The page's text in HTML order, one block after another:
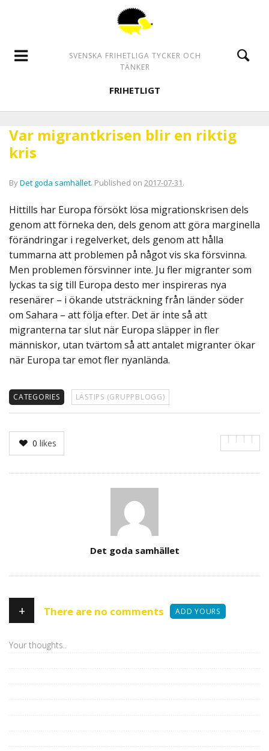
SVENSKA FRIHETLIGA TYCKER OCH
TÄNKER
FRIHETLIGT
Var migrantkrisen blir en riktig
kris
ByDet goda samhället. Published on 2017-07-31.
Hittills har Europa försökt lösa migrationskrisen dels
genom att förneka den, dels genom att göra marginella
förändringar i regelverket, dels genom att hålla
tummarna att problemen på något vis ska försvinna.
Men problemen försvinner inte. Ju fler migranter som
lyckas ta sig till Europa desto mer inspireras nya
resenärer – i ökande utsträckning från länder söder
om Sahara – att följa efter. Det är inte så att
migranterna tar slut när Europa släpper in fler
människor, utan tvärtom så att antalet migranter ökar
när Europa tar emot fler nyanlända.
CATEGORIES LÄSTIPS (GRUPPBLOGG)
0 likes
Det goda samhället
+ There are no comments ADD YOURS